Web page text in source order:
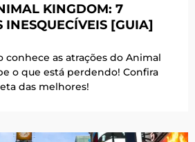
KINGDOM: 7
INESQUECÍVEIS [GUIA]
conhece as atrações do Animal
o que está perdendo! Confira
das melhores!